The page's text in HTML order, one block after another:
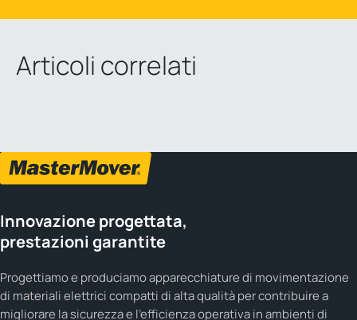
Articoli correlati
Innovazione progettata,
prestazioni garantite
Progettiamo e produciamo apparecchiature di movimentazione
di materiali elettrici compatti di alta qualità per contribuire a
migliorare la sicurezza e l'efficienza operativa in ambienti di